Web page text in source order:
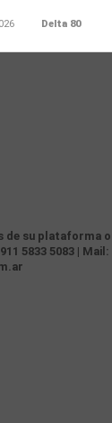
Delta 80
su plataforma
5833 5083 |